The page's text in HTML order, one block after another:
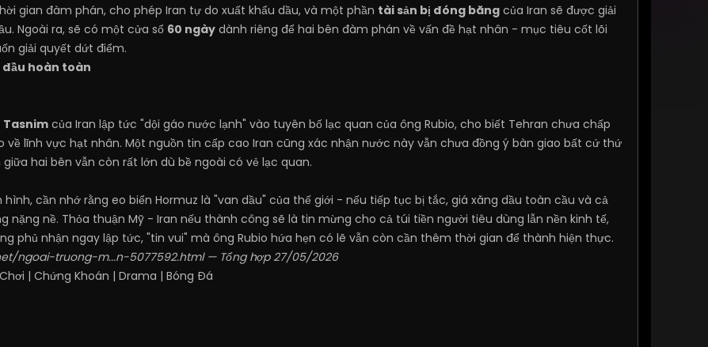
gian đàm phán, cho phép Iran tự do xuất khẩu dầu, và một phần tài sản bị đóng băng của Iran sẽ được giải
Ngoài ra, sẽ có một cửa sổ 60 ngày dành riêng để hai bên đàm phán về vấn đề hạt nhân - mục tiêu cốt lõi
giải quyết dứt điểm.
đầu hoàn toàn
Tasnim của Iran lập tức "dội gáo nước lạnh" vào tuyên bố lạc quan của ông Rubio, cho biết Tehran chưa chấp
về lĩnh vực hạt nhân. Một nguồn tin cấp cao Iran cũng xác nhận nước này vẫn chưa đồng ý bàn giao bất cứ thứ
hai bên vẫn còn rất lớn dù bề ngoài có vẻ lạc quan.
cần nhớ rằng eo biển Hormuz là "van dầu" của thế giới - nếu tiếp tục bị tắc, giá xăng dầu toàn cầu và cả
nặng nề. Thỏa thuận Mỹ - Iran nếu thành công sẽ là tin mừng cho cả túi tiền người tiêu dùng lẫn nền kinh tế,
phủ nhận ngay lập tức, "tin vui" mà ông Rubio hứa hẹn có lẽ vẫn còn cần thêm thời gian để thành hiện thực.
ngoai-truong-m...n-5077592.html— Tổng hợp 27/05/2026
| Chứng Khoán | Drama | Bóng Đá